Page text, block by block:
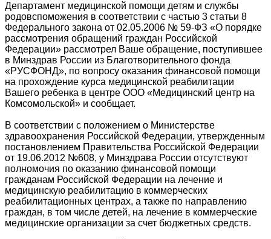
Департамент медицинской помощи детям и службы
родовспоможения в соответствии с частью 3 статьи 8
Федерального закона от 02.05.2006 № 59-ФЗ «О порядке
рассмотрения обращений граждан Российской
Федерации» рассмотрел Ваше обращение, поступившее
в Минздрав России из Благотворительного фонда
«РУСФОНД», по вопросу оказания финансовой помощи
на прохождение курса медицинской реабилитации
Вашего ребенка в центре ООО «Медицинский центр на
Комсомольской» и сообщает.
В соответствии с положением о Министерстве
здравоохранения Российской Федерации, утвержденным
постановлением Правительства Российской Федерации
от 19.06.2012 №608, у Минздрава России отсутствуют
полномочия по оказанию финансовой помощи
гражданам Российской Федерации на лечение и
медицинскую реабилитацию в коммерческих
реабилитационных центрах, а также по направлению
граждан, в том числе детей, на лечение в коммерческие
медицинские организации за счет бюджетных средств.